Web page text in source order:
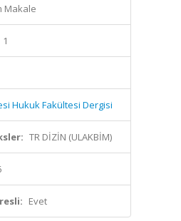
Makale
1
Hukuk Fakültesi Dergisi
TR DİZİN (ULAKBİM)
Evet